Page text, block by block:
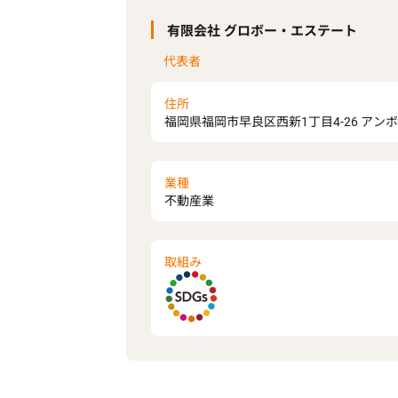
有限会社 グロボー・エステート
代表者
住所
福岡県福岡市早良区西新1丁目4-26 アン
業種
不動産業
取組み